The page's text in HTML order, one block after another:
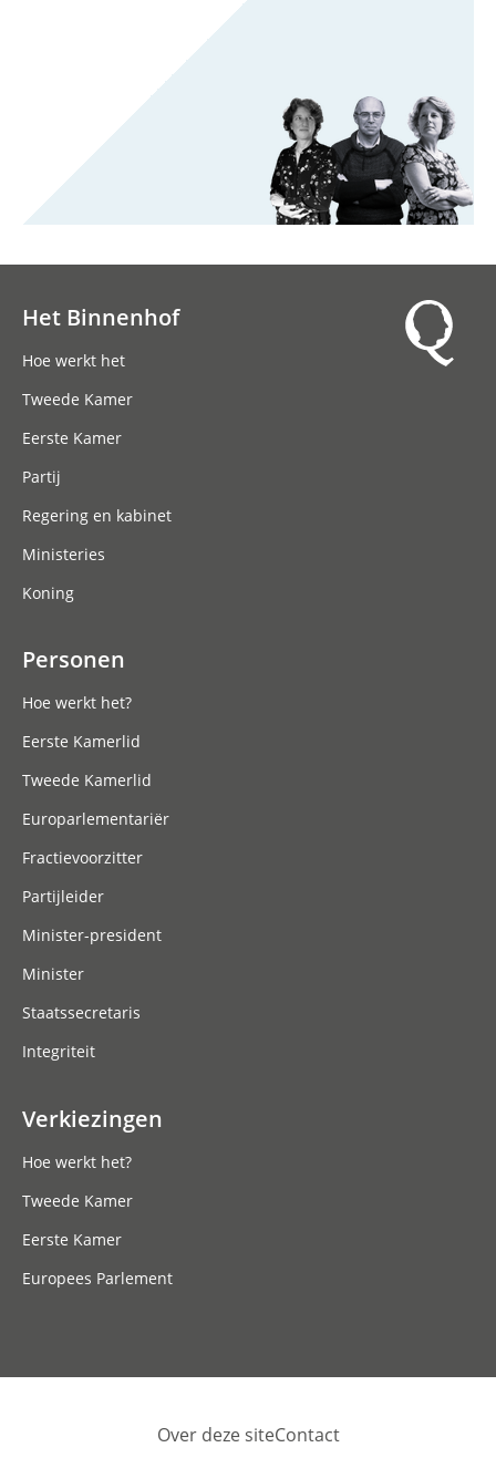
Het Binnenhof
Hoe werkt het
Tweede Kamer
Eerste Kamer
Partij
Regering en kabinet
Ministeries
Koning
Personen
Hoe werkt het?
Eerste Kamerlid
Tweede Kamerlid
Europarlementariër
Fractievoorzitter
Partijleider
Minister-president
Minister
Staatssecretaris
Integriteit
Verkiezingen
Hoe werkt het?
Tweede Kamer
Eerste Kamer
Europees Parlement
Over deze siteContact